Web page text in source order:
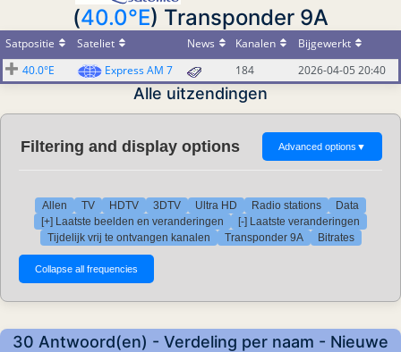
(40.0°E) Transponder 9A
Satpositie Sateliet News Kanalen
Bijgewerkt
40.0°E
Express AM 7 184 2026-04-05 20:40
Alle uitzendingen
Filtering and display options Advanced options ▼
Allen TV HDTV 3DTV Ultra HD Radio stations
Data
[+] Laatste beelden en veranderingen
[-] Laatste veranderingen
Tijdelijk vrij te ontvangen kanalen
Transponder 9A Bitrates
30 Antwoord(en) - Verdeling per naam - Nieuwe